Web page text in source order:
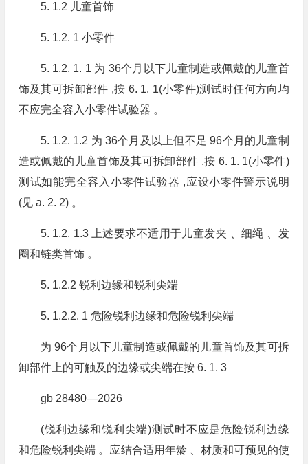
5. 1.2 儿童首饰
5. 1.2. 1 小零件
5. 1.2. 1. 1 为 36个月以下儿童制造或佩戴的儿童首
饰及其可拆卸部件 ,按 6. 1. 1(小零件)测试时任何方向均
不应完全容入小零件试验器 。
5. 1.2. 1.2 为 36个月及以上但不足 96个月的儿童制
造或佩戴的儿童首饰及其可拆卸部件 ,按 6. 1. 1(小零件)
测试如能完全容入小零件试验器 ,应设小零件警示说明
(见 a. 2. 2) 。
5. 1.2. 1.3 上述要求不适用于儿童发夹 、细绳 、发
圈和链类首饰 。
5. 1.2.2 锐利边缘和锐利尖端
5. 1.2.2. 1 危险锐利边缘和危险锐利尖端
为 96个月以下儿童制造或佩戴的儿童首饰及其可拆
卸部件上的可触及的边缘或尖端在按 6. 1. 3
gb 28480—2026
(锐利边缘和锐利尖端)测试时不应是危险锐利边缘
和危险锐利尖端 。应结合适用年龄 、材质和可预见的使